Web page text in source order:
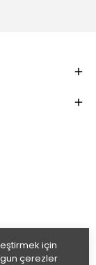
için
çerezler